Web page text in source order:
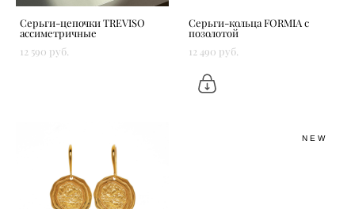
Серьги-цепочки TREVISO
ассиметричные
12 590 pуб.
Серьги-кольца FORMIA с
позолотой
12 490 pуб.
NEW